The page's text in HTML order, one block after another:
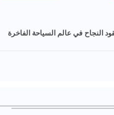
النجاح في عالم السياحة الفاخرة